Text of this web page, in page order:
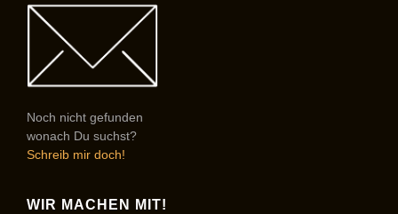
Noch nicht gefunden
wonach Du suchst?
Schreib mir doch!
WIR MACHEN MIT!